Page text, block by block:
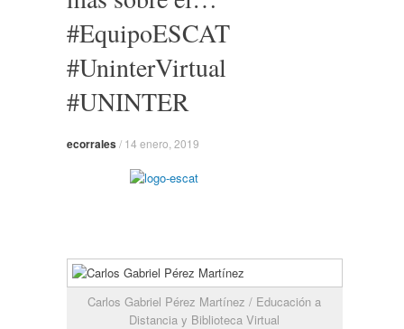
#EquipoESCAT
#UninterVirtual
#UNINTER
ecorrales/ 14 enero, 2019
Carlos Gabriel Pérez Martínez / Educación a
Distancia y Biblioteca Virtual